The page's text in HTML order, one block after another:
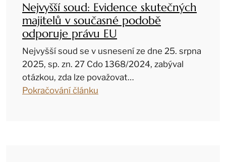
Nejvyšší soud: Evidence skutečných
majitelů v současné podobě
odporuje právu EU
Nejvyšší soud se v usnesení ze dne 25. srpna
2025, sp. zn. 27 Cdo 1368/2024, zabýval
otázkou, zda lze považovat…
Pokračování článku